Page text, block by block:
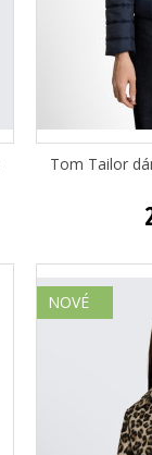
Tom Tailor
NOVÉ